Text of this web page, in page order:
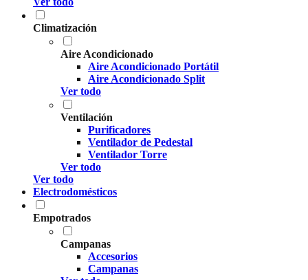
Climatización
Aire Acondicionado
Aire Acondicionado Portátil
Aire Acondicionado Split
Ver todo
Ventilación
Purificadores
Ventilador de Pedestal
Ventilador Torre
Ver todo
Ver todo
Electrodomésticos
Empotrados
Campanas
Accesorios
Campanas